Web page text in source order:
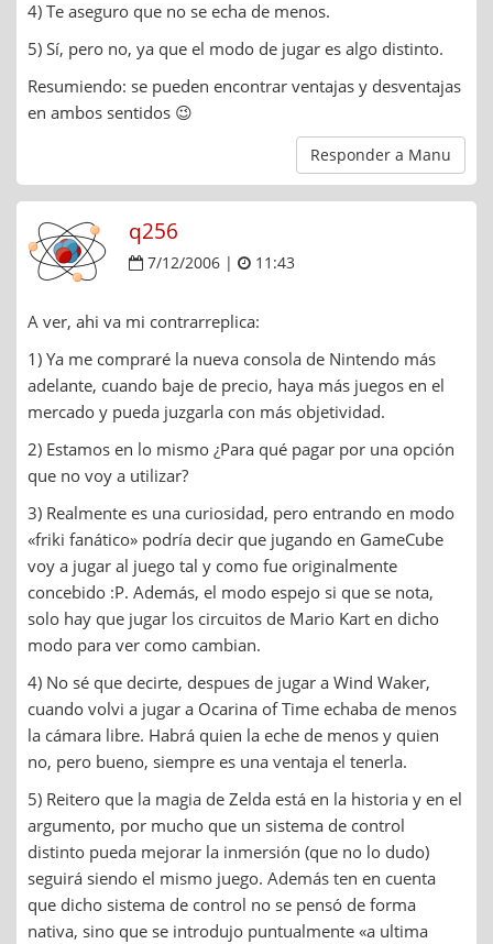
4) Te aseguro que no se echa de menos.
5) Sí, pero no, ya que el modo de jugar es algo distinto.
Resumiendo: se pueden encontrar ventajas y desventajas
en ambos sentidos 😉
Responder a Manu
q256
7/12/2006 | 11:43
A ver, ahi va mi contrarreplica:
1) Ya me compraré la nueva consola de Nintendo más
adelante, cuando baje de precio, haya más juegos en el
mercado y pueda juzgarla con más objetividad.
2) Estamos en lo mismo ¿Para qué pagar por una opción
que no voy a utilizar?
3) Realmente es una curiosidad, pero entrando en modo
«friki fanático» podría decir que jugando en GameCube
voy a jugar al juego tal y como fue originalmente
concebido :P. Además, el modo espejo si que se nota,
solo hay que jugar los circuitos de Mario Kart en dicho
modo para ver como cambian.
4) No sé que decirte, despues de jugar a Wind Waker,
cuando volvi a jugar a Ocarina of Time echaba de menos
la cámara libre. Habrá quien la eche de menos y quien
no, pero bueno, siempre es una ventaja el tenerla.
5) Reitero que la magia de Zelda está en la historia y en el
argumento, por mucho que un sistema de control
distinto pueda mejorar la inmersión (que no lo dudo)
seguirá siendo el mismo juego. Además ten en cuenta
que dicho sistema de control no se pensó de forma
nativa, sino que se introdujo puntualmente «a ultima